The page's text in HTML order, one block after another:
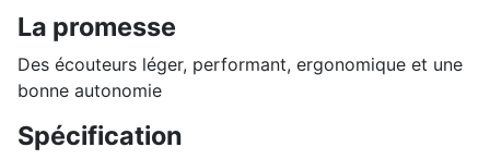
La promesse
Des écouteurs léger, performant, ergonomique et une
bonne autonomie
Spécification